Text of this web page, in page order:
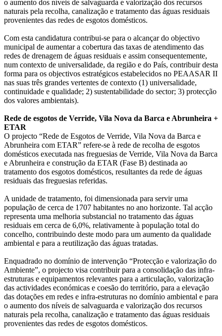
o aumento dos níveis de salvaguarda e valorização dos recursos
naturais pela recolha, canalização e tratamento das águas residuais
provenientes das redes de esgotos domésticos.
Com esta candidatura contribui-se para o alcançar do objectivo
municipal de aumentar a cobertura das taxas de atendimento das
redes de drenagem de águas residuais e assim consequentemente,
num contexto de universalidade, da região e do País, contribuir desta
forma para os objectivos estratégicos estabelecidos no PEAASAR II
nas suas três grandes vertentes de contexto (1) universalidade,
continuidade e qualidade; 2) sustentabilidade do sector; 3) protecção
dos valores ambientais).
Rede de esgotos de Verride, Vila Nova da Barca e Abrunheira +
ETAR
O projecto “Rede de Esgotos de Verride, Vila Nova da Barca e
Abrunheira com ETAR” refere-se à rede de recolha de esgotos
domésticos executada nas freguesias de Verride, Vila Nova da Barca
e Abrunheira e construção da ETAR (Fase B) destinada ao
tratamento dos esgotos domésticos, resultantes da rede de águas
residuais das freguesias referidas.
A unidade de tratamento, foi dimensionada para servir uma
população de cerca de 1707 habitantes no ano horizonte. Tal acção
representa uma melhoria substancial no tratamento das águas
residuais em cerca de 6,0%, relativamente à população total do
concelho, contribuindo deste modo para um aumento da qualidade
ambiental e para a reutilização das águas tratadas.
Enquadrado no domínio de intervenção “Protecção e valorização do
Ambiente”, o projecto visa contribuir para a consolidação das infra-
estruturas e equipamentos relevantes para a articulação, valorização
das actividades económicas e coesão do território, para a elevação
das dotações em redes e infra-estruturas no domínio ambiental e para
o aumento dos níveis de salvaguarda e valorização dos recursos
naturais pela recolha, canalização e tratamento das águas residuais
provenientes das redes de esgotos domésticos.